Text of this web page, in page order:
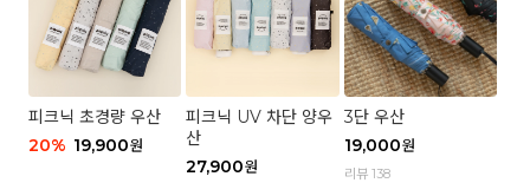
피크닉 초경량 우산
20% 19,900원
피크닉 UV 차단 양우
산
27,900원
3단 우산
19,000원
리뷰 138